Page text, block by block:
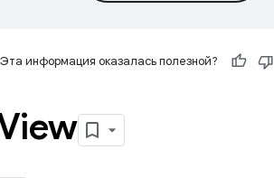
Эта информация оказалась полезной?